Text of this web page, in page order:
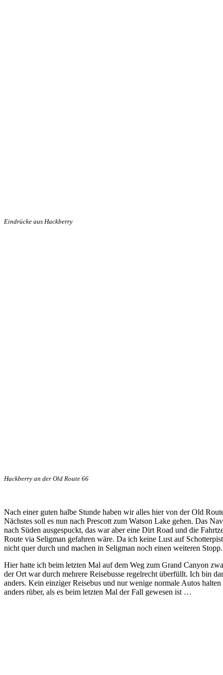
Eindrücke aus Hackberry
Hackberry an der Old Route 66
Nach einer guten halbe Stunde haben wir alles hier von der Old
Nächstes soll es nun nach Prescott zum Watson Lake gehen. Das
nach Süden ausgespuckt, das war aber eine Dirt Road und die
Route via Seligman gefahren wäre. Da ich keine Lust auf
nicht quer durch und machen in Seligman noch einen weiteren Stopp.
Hier hatte ich beim letzten Mal auf dem Weg zum Grand Canyon
der Ort war durch mehrere Reisebusse regelrecht überfüllt. Ich bin
anders. Kein einziger Reisebus und nur wenige normale Autos
anders rüber, als es beim letzten Mal der Fall gewesen ist …